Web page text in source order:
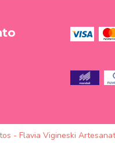
- Flavia Vigineski